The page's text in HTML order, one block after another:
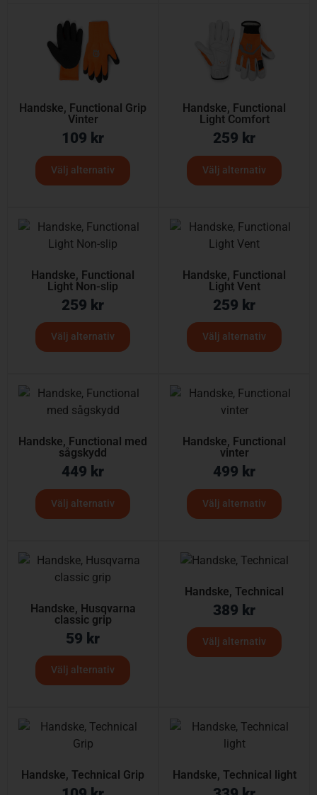
Handske, Functional Grip
Vinter
109 kr
Välj alternativ
Handske, Functional
Light Comfort
259 kr
Välj alternativ
Handske, Functional
Light Non-slip
259 kr
Välj alternativ
Handske, Functional
Light Vent
259 kr
Välj alternativ
Handske, Functional med
sågskydd
449 kr
Välj alternativ
Handske, Functional
vinter
499 kr
Välj alternativ
Handske, Husqvarna
classic grip
59 kr
Välj alternativ
Handske, Technical
389 kr
Välj alternativ
Handske, Technical Grip Handske, Technical light